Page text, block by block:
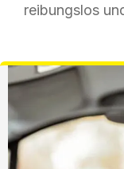
reibungslos